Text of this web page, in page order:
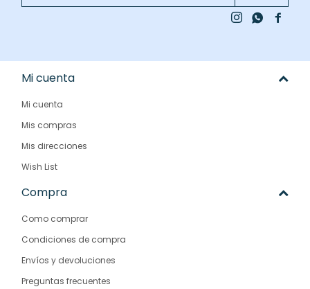

 
Mi cuenta
Mi cuenta
Mis compras
Mis direcciones
Wish List
Compra
Como comprar
Condiciones de compra
Envíos y devoluciones
Preguntas frecuentes